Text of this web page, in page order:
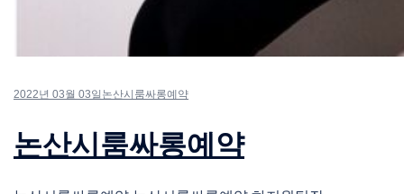
2022년 03월 03일 논산시룸싸롱예약
논산시룸싸롱예약